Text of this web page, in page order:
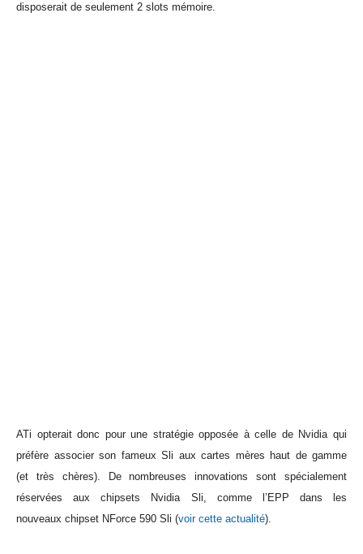
disposerait de seulement 2 slots mémoire.
ATi opterait donc pour une stratégie opposée à celle de Nvidia qui
préfère associer son fameux Sli aux cartes mères haut de gamme
(et très chères). De nombreuses innovations sont spécialement
réservées aux chipsets Nvidia Sli, comme l’EPP dans les
nouveaux chipset NForce 590 Sli (voir cette actualité).